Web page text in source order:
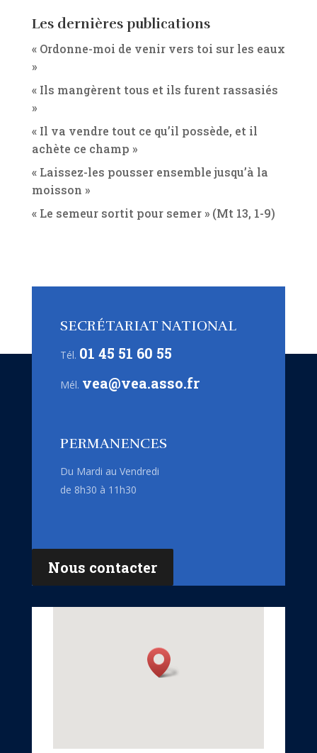
Les dernières publications
« Ordonne-moi de venir vers toi sur les eaux
»
« Ils mangèrent tous et ils furent rassasiés
»
« Il va vendre tout ce qu’il possède, et il
achète ce champ »
« Laissez-les pousser ensemble jusqu’à la
moisson »
« Le semeur sortit pour semer » (Mt 13, 1-9)
SECRÉTARIAT NATIONAL
Tél. 01 45 51 60 55
Mél. vea@vea.asso.fr
PERMANENCES
Du Mardi au Vendredi
de 8h30 à 11h30
Nous contacter